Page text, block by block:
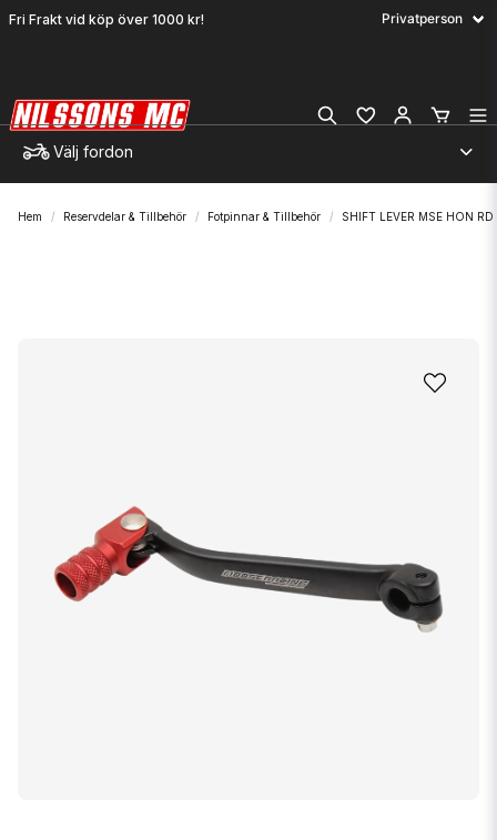
Fri Frakt vid köp över 1000 kr!
Välj fordon
Hem Reservdelar & Tillbehör Fotpinnar & Tillbehör SHIFT LEVER MSE HON RD